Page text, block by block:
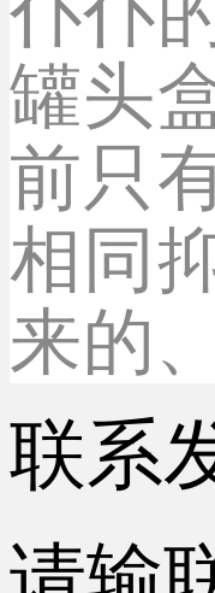
罐头
前只
相同
来的
联系